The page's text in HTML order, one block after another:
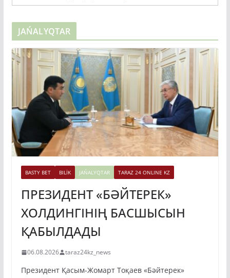
Курс предоставленpro-finance.kz
JAŃALYQTAR
ПРЕЗИДЕНТ «БӘЙТЕРЕК»
ХОЛДИНГІНІҢ БАСШЫСЫН
ҚАБЫЛДАДЫ